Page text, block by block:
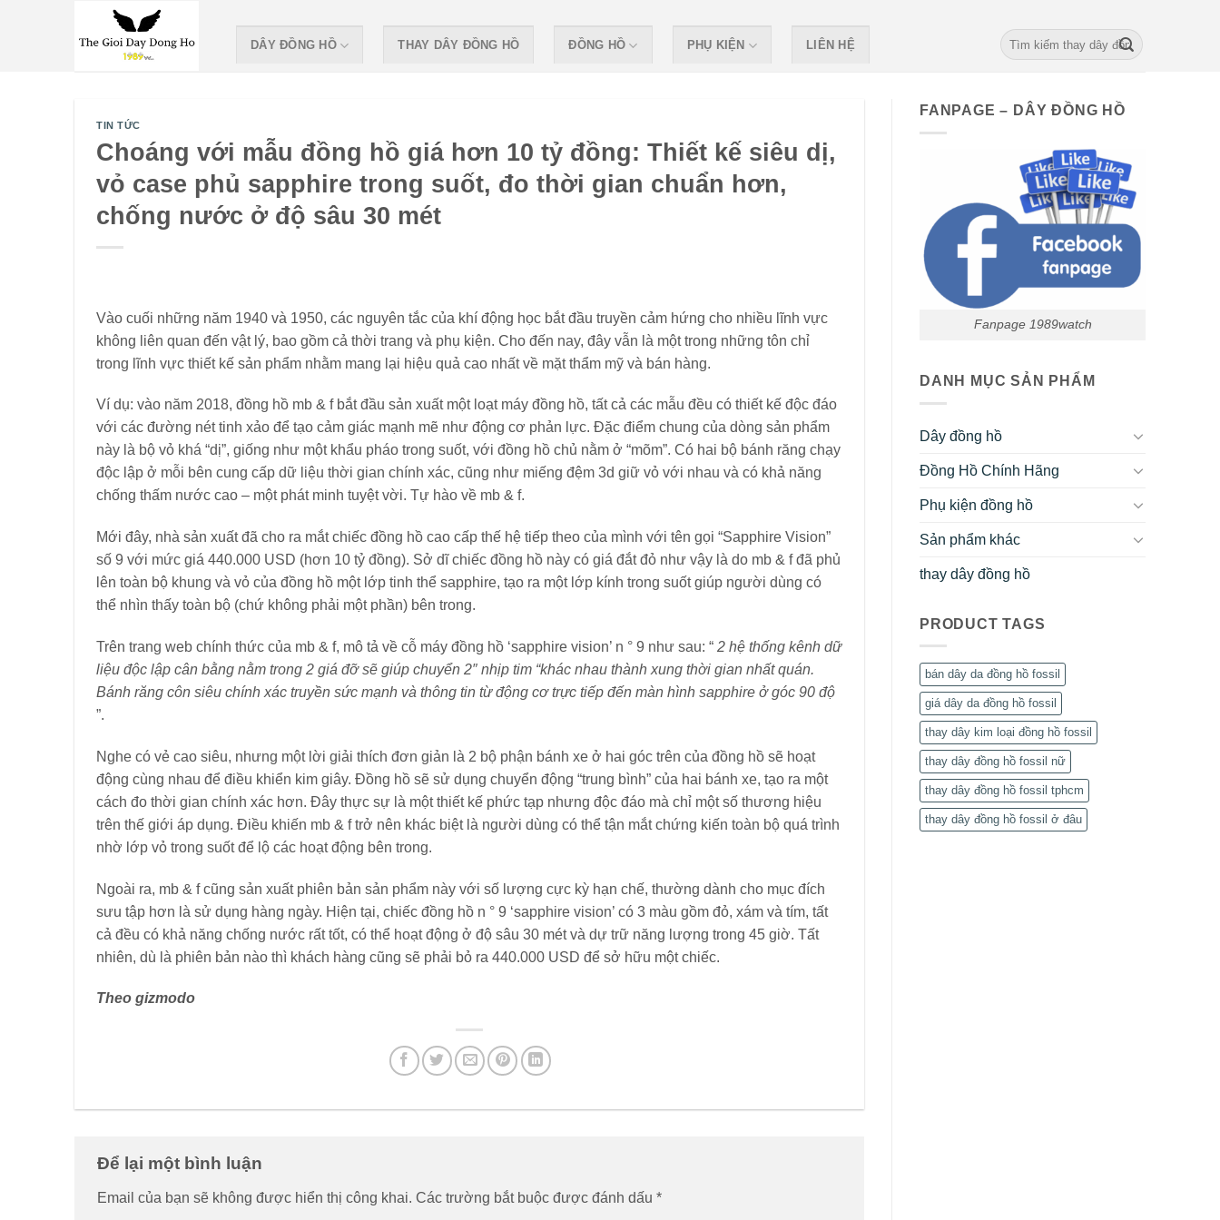
DÂY ĐỒNG HỒ THAY DÂY ĐỒNG HỒ ĐỒNG HỒ PHỤ KIỆN LIÊN HỆ
Search
for:
TIN TỨC
Choáng với mẫu đồng hồ giá hơn 10 tỷ đồng: Thiết kế siêu dị,
vỏ case phủ sapphire trong suốt, đo thời gian chuẩn hơn,
chống nước ở độ sâu 30 mét
Vào cuối những năm 1940 và 1950, các nguyên tắc của khí động học bắt đầu truyền cảm hứng cho nhiều lĩnh vực
không liên quan đến vật lý, bao gồm cả thời trang và phụ kiện. Cho đến nay, đây vẫn là một trong những tôn chỉ
trong lĩnh vực thiết kế sản phẩm nhằm mang lại hiệu quả cao nhất về mặt thẩm mỹ và bán hàng.
Ví dụ: vào năm 2018, đồng hồ mb & f bắt đầu sản xuất một loạt máy đồng hồ, tất cả các mẫu đều có thiết kế độc đáo
với các đường nét tinh xảo để tạo cảm giác mạnh mẽ như động cơ phản lực. Đặc điểm chung của dòng sản phẩm
này là bộ vỏ khá “dị”, giống như một khẩu pháo trong suốt, với đồng hồ chủ nằm ở “mõm”. Có hai bộ bánh răng chạy
độc lập ở mỗi bên cung cấp dữ liệu thời gian chính xác, cũng như miếng đệm 3d giữ vỏ với nhau và có khả năng
chống thấm nước cao – một phát minh tuyệt vời. Tự hào về mb & f.
Mới đây, nhà sản xuất đã cho ra mắt chiếc đồng hồ cao cấp thế hệ tiếp theo của mình với tên gọi “Sapphire Vision”
số 9 với mức giá 440.000 USD (hơn 10 tỷ đồng). Sở dĩ chiếc đồng hồ này có giá đắt đỏ như vậy là do mb & f đã phủ
lên toàn bộ khung và vỏ của đồng hồ một lớp tinh thể sapphire, tạo ra một lớp kính trong suốt giúp người dùng có
thể nhìn thấy toàn bộ (chứ không phải một phần) bên trong.
Trên trang web chính thức của mb & f, mô tả về cỗ máy đồng hồ ‘sapphire vision’ n ° 9 như sau: “ 2 hệ thống kênh dữ
liệu độc lập cân bằng nằm trong 2 giá đỡ sẽ giúp chuyển 2″ nhịp tim “khác nhau thành xung thời gian nhất quán.
Bánh răng côn siêu chính xác truyền sức mạnh và thông tin từ động cơ trực tiếp đến màn hình sapphire ở góc 90 độ
”.
Nghe có vẻ cao siêu, nhưng một lời giải thích đơn giản là 2 bộ phận bánh xe ở hai góc trên của đồng hồ sẽ hoạt
động cùng nhau để điều khiển kim giây. Đồng hồ sẽ sử dụng chuyển động “trung bình” của hai bánh xe, tạo ra một
cách đo thời gian chính xác hơn. Đây thực sự là một thiết kế phức tạp nhưng độc đáo mà chỉ một số thương hiệu
trên thế giới áp dụng. Điều khiến mb & f trở nên khác biệt là người dùng có thể tận mắt chứng kiến ​​toàn bộ quá trình
nhờ lớp vỏ trong suốt để lộ các hoạt động bên trong.
Ngoài ra, mb & f cũng sản xuất phiên bản sản phẩm này với số lượng cực kỳ hạn chế, thường dành cho mục đích
sưu tập hơn là sử dụng hàng ngày. Hiện tại, chiếc đồng hồ n ° 9 ‘sapphire vision’ có 3 màu gồm đỏ, xám và tím, tất
cả đều có khả năng chống nước rất tốt, có thể hoạt động ở độ sâu 30 mét và dự trữ năng lượng trong 45 giờ. Tất
nhiên, dù là phiên bản nào thì khách hàng cũng sẽ phải bỏ ra 440.000 USD để sở hữu một chiếc.
Theo gizmodo
Để lại một bình luận
Email của bạn sẽ không được hiển thị công khai. Các trường bắt buộc được đánh dấu *
FANPAGE – DÂY ĐỒNG HỒ
Fanpage 1989watch
DANH MỤC SẢN PHẨM
Dây đồng hồ
Đồng Hồ Chính Hãng
Phụ kiện đồng hồ
Sản phẩm khác
thay dây đồng hồ
PRODUCT TAGS
bán dây da đồng hồ fossil
giá dây da đồng hồ fossil
thay dây kim loại đồng hồ fossil
thay dây đồng hồ fossil nữ
thay dây đồng hồ fossil tphcm
thay dây đồng hồ fossil ở đâu